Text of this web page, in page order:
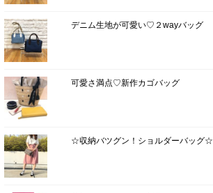
デニム生地が可愛い♡２wayバッグ
可愛さ満点♡新作カゴバッグ
☆収納バツグン！ショルダーバッグ☆